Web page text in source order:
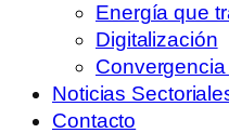
Energía que
Digitalización
Noticias
Contacto